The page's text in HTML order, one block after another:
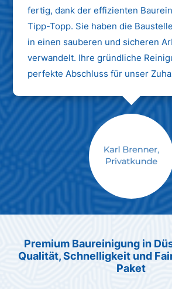
fertig, dank der effizienten
Tipp-Topp. Sie haben die
in einen sauberen und sicheren
verwandelt. Ihre gründliche
perfekte Abschluss für unser
Max Mustermann
Premium Baureinigung in
Qualität, Schnelligkeit und
Paket